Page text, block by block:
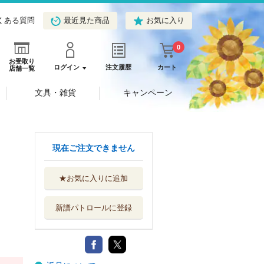
ある質問 最近見た商品 お気に入り
お受取り
店舗一覧
ログイン 注文履歴 カート
0
文具・雑貨 キャンペーン
現在ご注文できません
★お気に入りに追加
新譜パトロールに登録